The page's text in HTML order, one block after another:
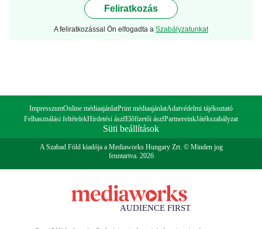
Feliratkozás
A feliratkozással Ön elfogadta a Szabályzatunkat
ImpresszumOnline médiaajánlatPrint médiaajánlatAdatvédelmi tájékoztató
Felhasználási feltételekHirdetési ászfElőfizetői ászfPartnereinkJátékszabályzat
Süti beállítások
A Szabad Föld kiadója a Mediaworks Hungary Zrt. © Minden jog
fenntartva. 2026